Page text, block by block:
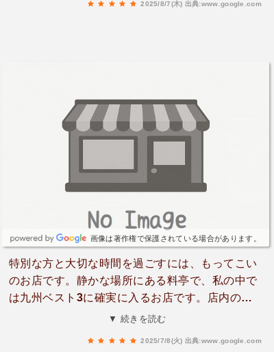
2025/8/7(木) 出典:www.google.com
画像は著作権で保護されている場合があります。
特別な方と大切な時間を過ごすには、もってこい
のお店です。静かな場所にある料亭で、私の中で
は九州ベスト3に確実に入るお店です。店内の雰
囲気と入り口の品がある高級感 女将さんのおも
▼ 続きを読む
2025/7/8(火) 出典:www.google.com